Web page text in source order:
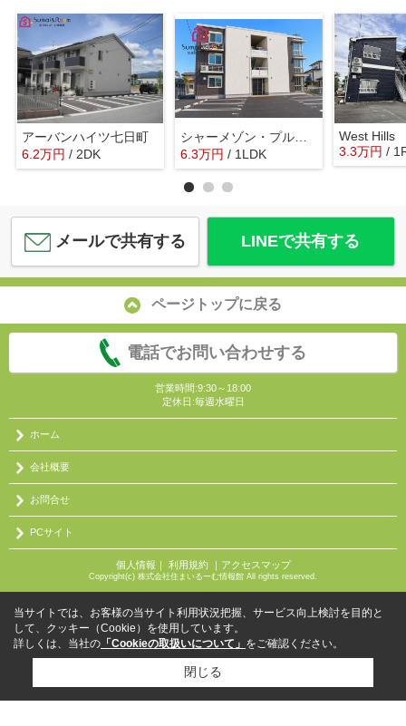
アーバンハイツ七日町
6.2万円 / 2DK
シャーメゾン・プルボヌール
6.3万円 / 1LDK
West Hills
3.3万円 /
メールで共有する LINEで共有する
ページトップに戻る
電話でお問い合わせする
営業時間:9:30～18:00
定休日:毎週水曜日
ホーム
会社概要
お問合せ
PCサイト
個人情報 利用規約｜ アクセスマップ
Copyright(c) 株式会社住まいるーむ情報館 All rights reserved.
当サイトでは、お客様の当サイト利用状況把握、サービス向上検討を目的と
して、クッキー（Cookie）を使用しています。
詳しくは、当社の 「Cookieの取扱いについて」 をご確認ください。
閉じる